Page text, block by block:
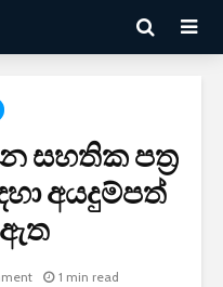
සහතික පත්‍ර
අයදුම්පත්
ඇත
1 min read